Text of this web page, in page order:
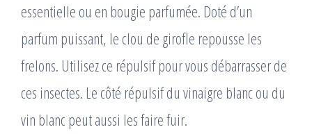
essentielle ou en bougie parfumée. Doté d’un
parfum puissant, le clou de girofle repousse les
frelons. Utilisez ce répulsif pour vous débarrasser de
ces insectes. Le côté répulsif du vinaigre blanc ou du
vin blanc peut aussi les faire fuir.